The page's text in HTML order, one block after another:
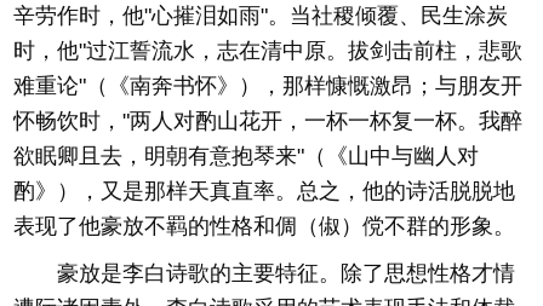
辛劳作时，他"心摧泪如雨"。当社稷倾覆、民生涂炭
时，他"过江誓流水，志在清中原。拔剑击前柱，悲歌
难重论"（《南奔书怀》），那样慷慨激昂；与朋友开
怀畅饮时，"两人对酌山花开，一杯一杯复一杯。我醉
欲眠卿且去，明朝有意抱琴来"（《山中与幽人对
酌》），又是那样天真直率。总之，他的诗活脱脱地
表现了他豪放不羁的性格和倜（俶）傥不群的形象。
豪放是李白诗歌的主要特征。除了思想性格才情